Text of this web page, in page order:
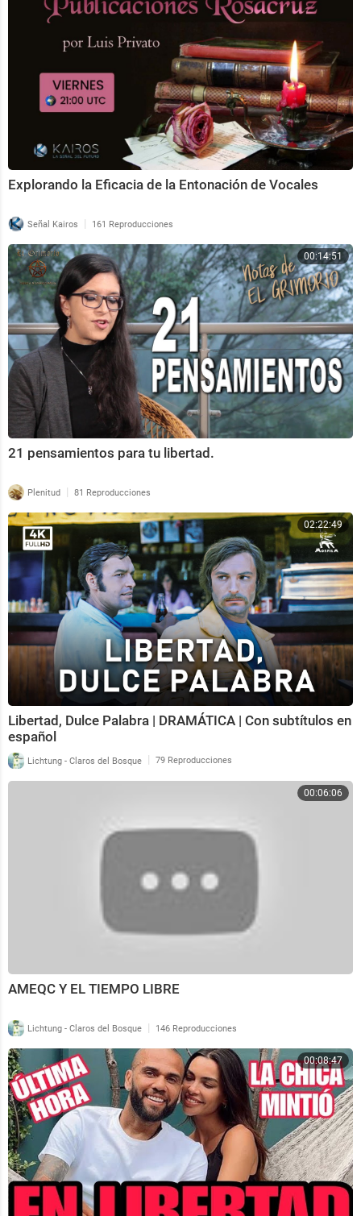
Explorando la Eficacia de la Entonación de Vocales
Señal Kairos | 161 Reproducciones
00:14:51
21 pensamientos para tu libertad.
Plenitud | 81 Reproducciones
02:22:49
Libertad, Dulce Palabra | DRAMÁTICA | Con subtítulos en
español
Lichtung - Claros del Bosque | 79 Reproducciones
00:06:06
AMEQC Y EL TIEMPO LIBRE
Lichtung - Claros del Bosque | 146 Reproducciones
00:08:47